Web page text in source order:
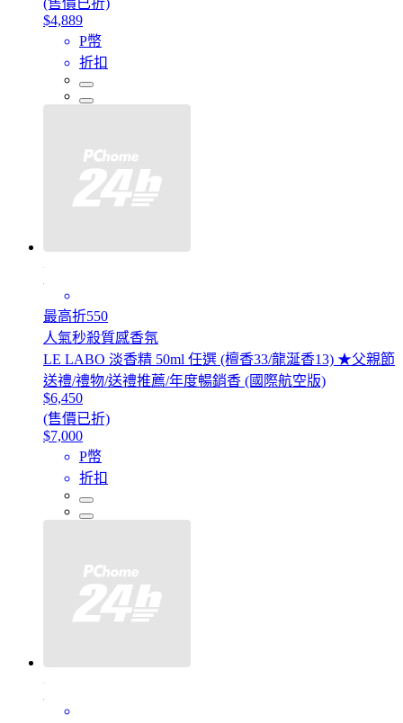
(售價已折)
$4,889
P幣
折扣
最高折550
人氣秒殺質感香氛
LE LABO 淡香精 50ml 任選 (檀香33/龍涎香13) ★父親節
送禮/禮物/送禮推薦/年度暢銷香 (國際航空版)
$6,450
(售價已折)
$7,000
P幣
折扣